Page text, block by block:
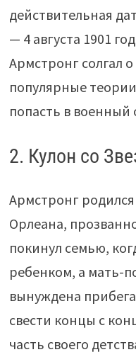
действительная
— 4 августа 1901
Армстронг солгал
популярные
попасть в военный
2. Кулон со
Армстронг
Орлеана,
покинул семью,
ребенком, а мать-
вынуждена
свести концы с
часть своего